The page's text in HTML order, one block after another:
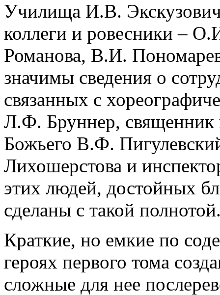
Училища И.В.
коллеги и ровесники –
Романова, В.И.
значимы сведения о
связанных с
Л.Ф. Бруннер, священник
Божьего В.Ф.
Лихошерстова и
этих людей, достойных
сделаны с такой
Краткие, но емкие по
героях первого тома
сложные для нее